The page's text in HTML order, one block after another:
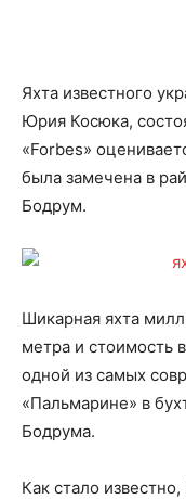
Яхта известного
Юрия Косюка,
«Forbes»
была замечена в
Бодрум.
Шикарная яхта
метра и стоимость
одной из самых
«Пальмарине» в
Бодрума.
Как стало